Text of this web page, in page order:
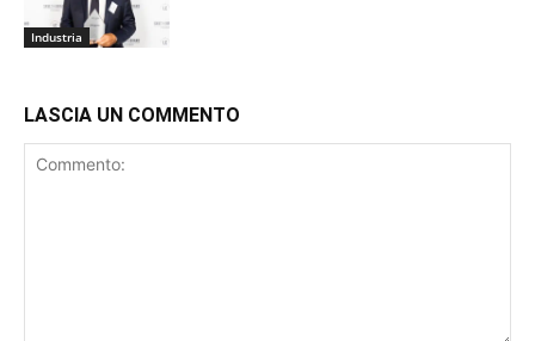
Industria
LASCIA UN COMMENTO